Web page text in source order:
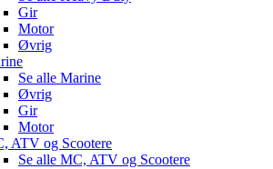
Gir
Motor
Øvrig
Se alle Marine
Øvrig
Gir
Motor
ATV og Scootere
Se alle MC, ATV og Scootere